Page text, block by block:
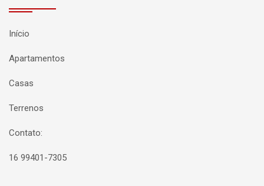
Início
Apartamentos
Casas
Terrenos
Contato:
16 99401-7305